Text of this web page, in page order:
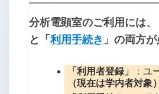
分析電顕室のご利用には、
と「利用手続き 」の両方が
「利用者登録」 ：ユ
（現在は学内者対象）